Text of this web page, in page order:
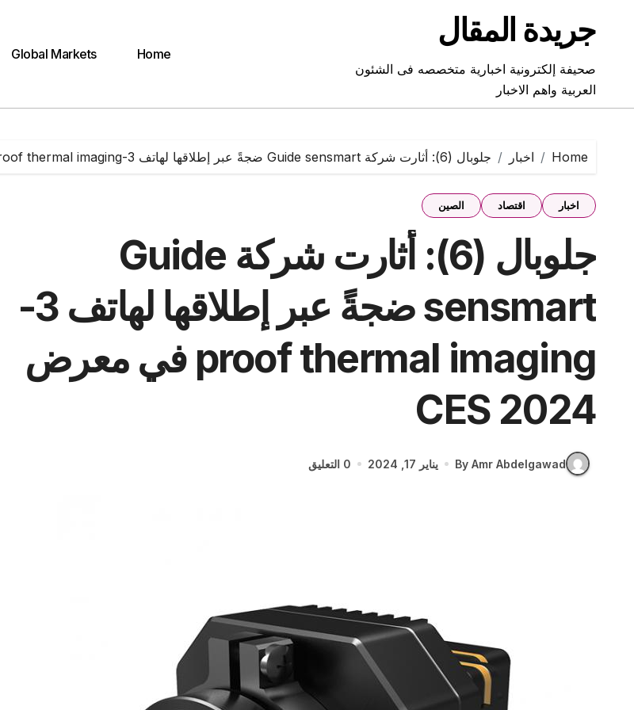
contentجريدة المقال
صحيفة إلكترونية اخبارية متخصصه فى الشئون
العربية واهم الاخبار
Home
Global Markets
Home اخبار جلوبال (6): أثارت شركة Guide sensmart ضجةً عبر إطلاقها لهاتف 3-proof thermal imaging في معرض CES 2024
اخبار اقتصاد الصين
جلوبال (6): أثارت شركة Guide
sensmart ضجةً عبر إطلاقها لهاتف 3-
proof thermal imaging في معرض
CES 2024
By Amr Abdelgawad يناير 17, 2024 0 التعليق